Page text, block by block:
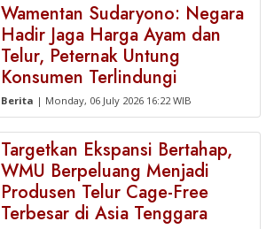
Wamentan Sudaryono: Negara
Hadir Jaga Harga Ayam dan
Telur, Peternak Untung
Konsumen Terlindungi
Berita | Monday, 06 July 2026 16:22 WIB
Targetkan Ekspansi Bertahap,
WMU Berpeluang Menjadi
Produsen Telur Cage-Free
Terbesar di Asia Tenggara